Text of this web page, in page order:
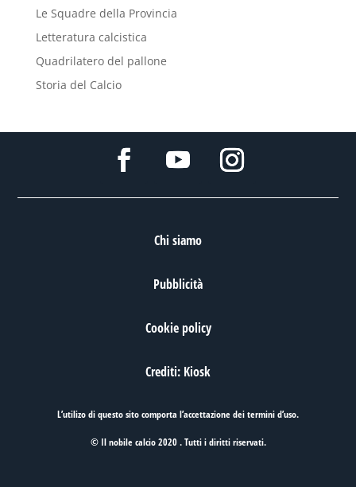
Le Squadre della Provincia
Letteratura calcistica
Quadrilatero del pallone
Storia del Calcio
Chi siamo
Pubblicità
Cookie policy
Crediti: Kiosk
L’utilizo di questo sito comporta l’accettazione deitermini d’uso.
© Il nobile calcio 2020 . Tutti i diritti riservati.